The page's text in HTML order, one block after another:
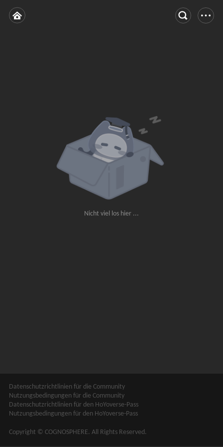
Nicht viel los hier ...
Datenschutzrichtlinien für die Community
Nutzungsbedingungen für die Community
Datenschutzrichtlinien für den HoYoverse-Pass
Nutzungsbedingungen für den HoYoverse-Pass
Copyright © COGNOSPHERE. All Rights Reserved.